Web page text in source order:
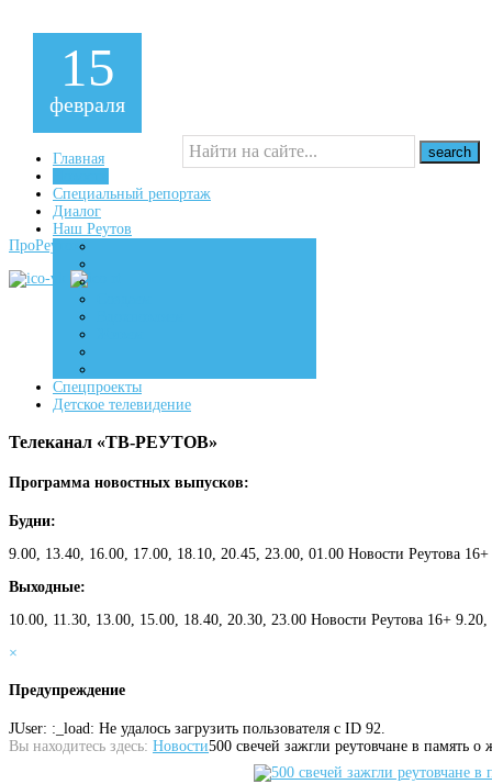
16+
ПроРеутов
Главная
Специальный репортаж
Диалог
Наш Реутов
Спецпроекты
Детское телевидение
Телеканал «ТВ-РЕУТОВ»
Программа новостных выпусков:
Будни:
9.00, 13.40, 16.00, 17.00, 18.10, 20.45, 23.00, 01.00 Новости Реутова
Выходные:
10.00, 11.30, 13.00, 15.00, 18.40, 20.30, 23.00 Новости Реутова 16+
×
Предупреждение
JUser: :_load: Не удалось загрузить пользователя с ID 92.
Вы находитесь здесь: Новости500 свечей зажгли реутовчане в память
15
февраля